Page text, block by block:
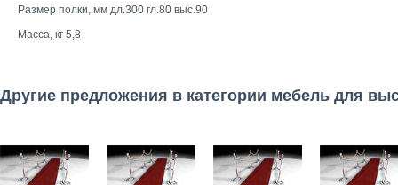
Размер полки, мм дл.300 гл.80 выс.90
Масса, кг 5,8
Другие предложения в категории мебель для